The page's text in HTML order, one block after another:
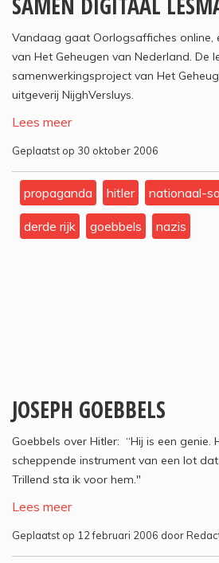
Vandaag gaat Oorlogsaffiches online,
van Het Geheugen van Nederland. De
samenwerkingsproject van Het
uitgeverij NijghVersluys.
Lees meer
Geplaatst op 30 oktober 2006
propaganda hitler nationaal-
derde rijk goebbels nazis
JOSEPH GOEBBELS
Goebbels over Hitler: “Hij is een genie.
scheppende instrument van een lot
Trillend sta ik voor hem."
Lees meer
Geplaatst op 12 februari 2006 door